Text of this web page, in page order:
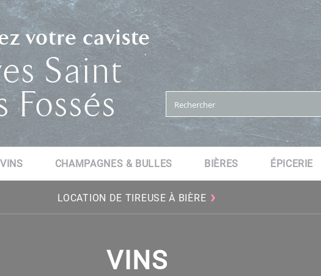
votre caviste
Saint
Fossés
VINS CHAMPAGNES & BULLES BIÈRES ÉPICERIE
LOCATION DE TIREUSE À BIÈRE ›
VINS